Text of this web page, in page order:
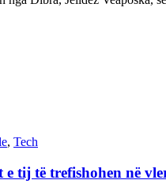
, Tech
tij të trefishohen në